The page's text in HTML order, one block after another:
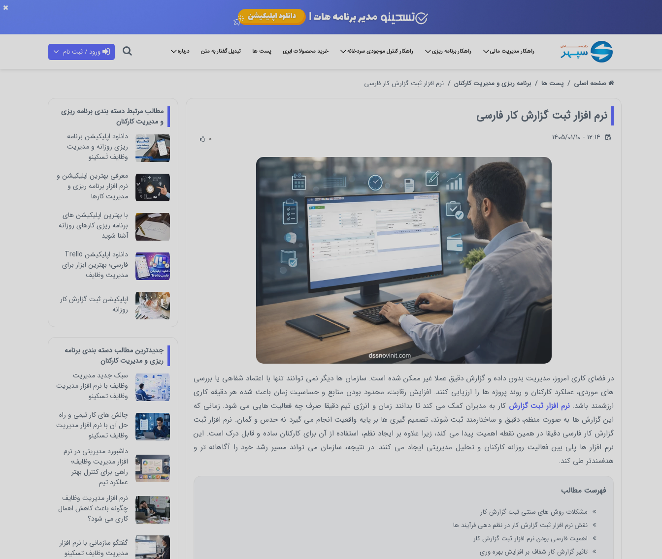
ورود / ثبت نام راهکار مدیریت مالی راهکار برنامه ریزی راهکار کنترل موجودی سردخانه خرید محصولات ابری پست ها تبدیل گفتار به متن درباره
صفحه اصلی پست ها برنامه ریزی و مدیریت کارکنان نرم افزار ثبت گزارش کار فارسی
نرم افزار ثبت گزارش کار فارسی
0 1405/01/10 - 12:14
در فضای کاری امروز، مدیریت بدون داده و گزارش دقیق عملا غیر ممکن شده است. سازمان ها دیگر نمی توانند تنها با اعتماد شفاهی یا بررسی
های موردی، عملکرد کارکنان و روند پروژه ها را ارزیابی کنند. افزایش رقابت، محدود بودن منابع و حساسیت زمان باعث شده هر دقیقه کاری
ارزشمند باشد.نرم افزار ثبت گزارش کار به مدیران کمک می کند تا بدانند زمان و انرژی تیم دقیقا صرف چه فعالیت هایی می شود. زمانی که
این گزارش ها به صورت منظم، دقیق و ساختارمند ثبت شوند، تصمیم گیری ها بر پایه واقعیت انجام می گیرد نه حدس و گمان. نرم افزار ثبت
گزارش کار فارسی دقیقا در همین نقطه اهمیت پیدا می کند، زیرا علاوه بر ایجاد نظم، استفاده از آن برای کارکنان ساده و قابل درک است. این
نرم افزار ها پلی بین فعالیت روزانه کارکنان و تحلیل مدیریتی ایجاد می کنند. در نتیجه، سازمان می تواند مسیر رشد خود را آگاهانه تر و
هدفمندتر طی کند.
فهرست مطالب
مشکلات روش های سنتی ثبت گزارش کار
نقش نرم افزار ثبت گزارش کار در نظم دهی فرآیند ها
اهمیت فارسی بودن نرم افزار ثبت گزارش کار
تاثیر گزارش کار شفاف بر افزایش بهره وری
مطالب مرتبط دسته بندی برنامه ریزی
و مدیریت کارکنان
دانلود اپلیکیشن برنامه
ریزی روزانه و مدیریت
وظایف تَسکینو
معرفی بهترین اپلیکیشن و
نرم افزار برنامه ریزی و
مدیریت کارها
با بهترین اپلیکیشن های
برنامه ریزی کارهای روزانه
آشنا شوید
دانلود اپلیکیشن Trello
فارسی؛ بهترین ابزار برای
مدیریت وظایف
اپلیکیشن ثبت گزارش کار
روزانه
جدیدترین مطالب دسته بندی برنامه
ریزی و مدیریت کارکنان
سبک جدید مدیریت
وظایف با نرم افزار مدیریت
وظایف تسکینو
چالش‌ های کار تیمی و راه‌
حل آن با نرم افزار مدیریت
وظایف تسکینو
داشبورد مدیریتی در نرم
افزار مدیریت وظایف؛
راهی برای کنترل بهتر
عملکرد تیم
نرم افزار مدیریت وظایف
چگونه باعث کاهش اهمال
کاری می شود؟
گفتگو سازمانی با نرم افزار
مدیریت وظایف تسکینو